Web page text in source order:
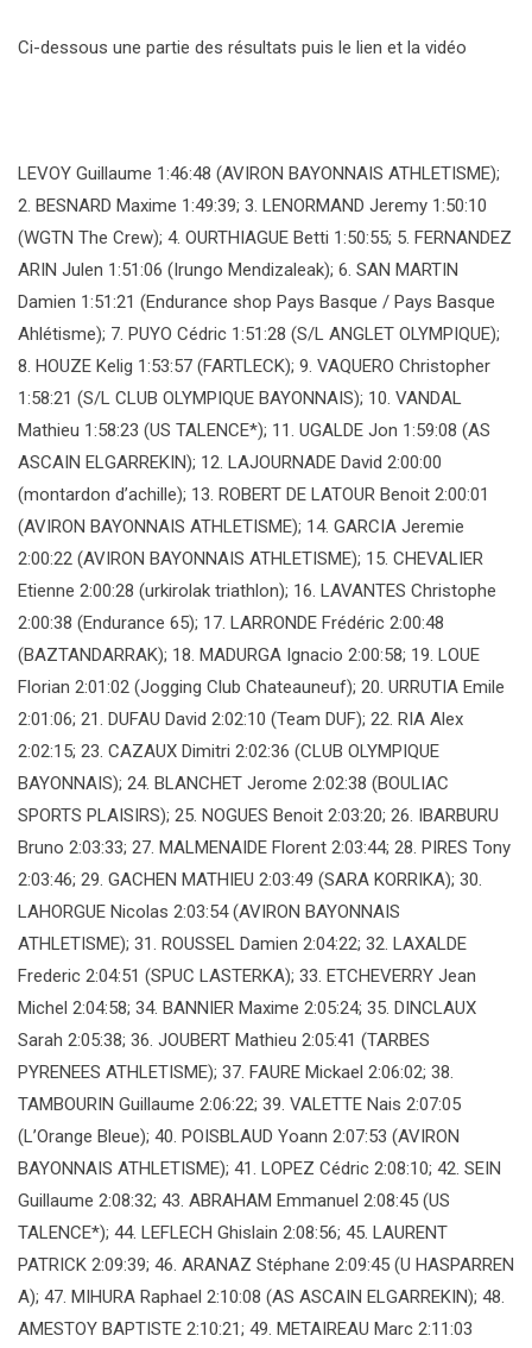
Ci-dessous une partie des résultats puis le lien et la vidéo
LEVOY Guillaume 1:46:48 (AVIRON BAYONNAIS ATHLETISME);
2. BESNARD Maxime 1:49:39; 3. LENORMAND Jeremy 1:50:10
(WGTN The Crew); 4. OURTHIAGUE Betti 1:50:55; 5. FERNANDEZ
ARIN Julen 1:51:06 (Irungo Mendizaleak); 6. SAN MARTIN
Damien 1:51:21 (Endurance shop Pays Basque / Pays Basque
Ahlétisme); 7. PUYO Cédric 1:51:28 (S/L ANGLET OLYMPIQUE);
8. HOUZE Kelig 1:53:57 (FARTLECK); 9. VAQUERO Christopher
1:58:21 (S/L CLUB OLYMPIQUE BAYONNAIS); 10. VANDAL
Mathieu 1:58:23 (US TALENCE*); 11. UGALDE Jon 1:59:08 (AS
ASCAIN ELGARREKIN); 12. LAJOURNADE David 2:00:00
(montardon d’achille); 13. ROBERT DE LATOUR Benoit 2:00:01
(AVIRON BAYONNAIS ATHLETISME); 14. GARCIA Jeremie
2:00:22 (AVIRON BAYONNAIS ATHLETISME); 15. CHEVALIER
Etienne 2:00:28 (urkirolak triathlon); 16. LAVANTES Christophe
2:00:38 (Endurance 65); 17. LARRONDE Frédéric 2:00:48
(BAZTANDARRAK); 18. MADURGA Ignacio 2:00:58; 19. LOUE
Florian 2:01:02 (Jogging Club Chateauneuf); 20. URRUTIA Emile
2:01:06; 21. DUFAU David 2:02:10 (Team DUF); 22. RIA Alex
2:02:15; 23. CAZAUX Dimitri 2:02:36 (CLUB OLYMPIQUE
BAYONNAIS); 24. BLANCHET Jerome 2:02:38 (BOULIAC
SPORTS PLAISIRS); 25. NOGUES Benoit 2:03:20; 26. IBARBURU
Bruno 2:03:33; 27. MALMENAIDE Florent 2:03:44; 28. PIRES Tony
2:03:46; 29. GACHEN MATHIEU 2:03:49 (SARA KORRIKA); 30.
LAHORGUE Nicolas 2:03:54 (AVIRON BAYONNAIS
ATHLETISME); 31. ROUSSEL Damien 2:04:22; 32. LAXALDE
Frederic 2:04:51 (SPUC LASTERKA); 33. ETCHEVERRY Jean
Michel 2:04:58; 34. BANNIER Maxime 2:05:24; 35. DINCLAUX
Sarah 2:05:38; 36. JOUBERT Mathieu 2:05:41 (TARBES
PYRENEES ATHLETISME); 37. FAURE Mickael 2:06:02; 38.
TAMBOURIN Guillaume 2:06:22; 39. VALETTE Nais 2:07:05
(L’Orange Bleue); 40. POISBLAUD Yoann 2:07:53 (AVIRON
BAYONNAIS ATHLETISME); 41. LOPEZ Cédric 2:08:10; 42. SEIN
Guillaume 2:08:32; 43. ABRAHAM Emmanuel 2:08:45 (US
TALENCE*); 44. LEFLECH Ghislain 2:08:56; 45. LAURENT
PATRICK 2:09:39; 46. ARANAZ Stéphane 2:09:45 (U HASPARREN
A); 47. MIHURA Raphael 2:10:08 (AS ASCAIN ELGARREKIN); 48.
AMESTOY BAPTISTE 2:10:21; 49. METAIREAU Marc 2:11:03